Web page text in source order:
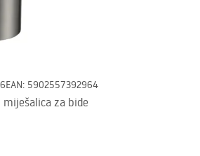
EAN: 5902557392964
za bide